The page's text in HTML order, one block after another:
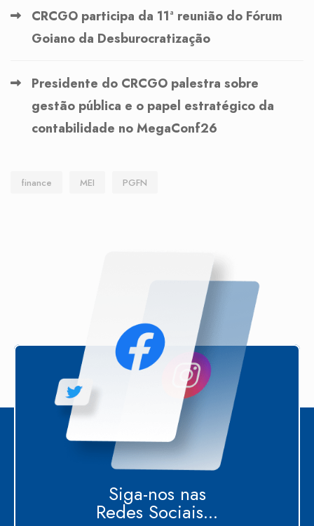
CRCGO participa da 11ª reunião do Fórum
Goiano da Desburocratização
Presidente do CRCGO palestra sobre
gestão pública e o papel estratégico da
contabilidade no MegaConf26
finance MEI PGFN
Siga-nos nas
Redes Sociais...